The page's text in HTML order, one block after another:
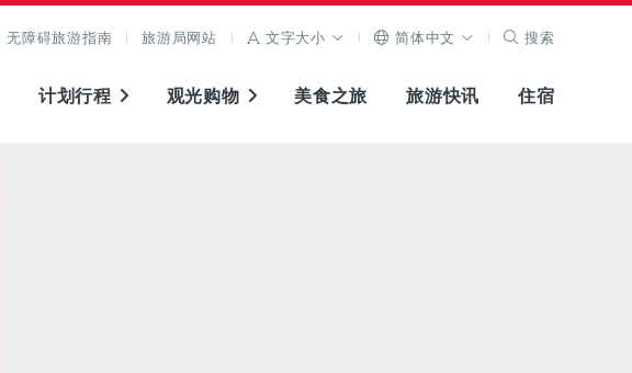
无障碍旅游指南 旅游局网站 文字大小 简体中文 搜索
计划行程 观光购物 美食之旅 旅游快讯 住宿